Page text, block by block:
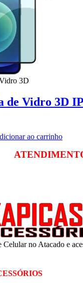
3D
de Vidro 3D
ao carrinho
Celular no Atacado e